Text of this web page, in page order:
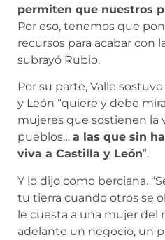
permiten que nuestros
Por eso, tenemos que
recursos para acabar con
subrayó Rubio.
Por su parte, Valle
y León “quiere y debe
mujeres que sostienen la
pueblos… a las que sin
viva a Castilla y León”.
Y lo dijo como berciana.
tu tierra cuando otros se
le cuesta a una mujer del
adelante un negocio, un